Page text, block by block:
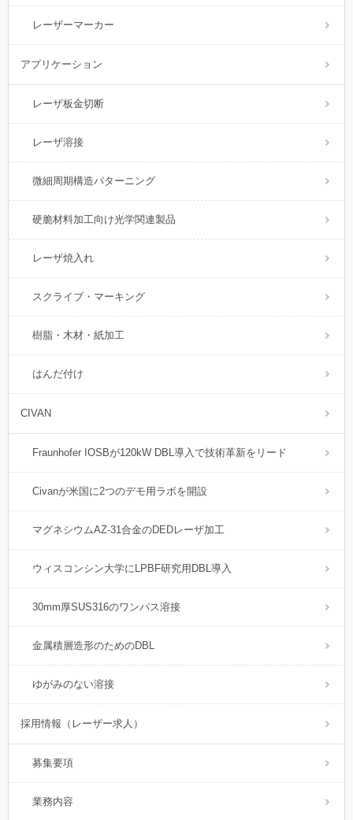
レーザーマーカー
アプリケーション
レーザ板金切断
レーザ溶接
微細周期構造パターニング
硬脆材料加工向け光学関連製品
レーザ焼入れ
スクライブ・マーキング
樹脂・木材・紙加工
はんだ付け
CIVAN
Fraunhofer IOSBが120kW DBL導入で技術革新をリード
Civanが米国に2つのデモ用ラボを開設
マグネシウムAZ-31合金のDEDレーザ加工
ウィスコンシン大学にLPBF研究用DBL導入
30mm厚SUS316のワンパス溶接
金属積層造形のためのDBL
ゆがみのない溶接
採用情報（レーザー求人）
募集要項
業務内容